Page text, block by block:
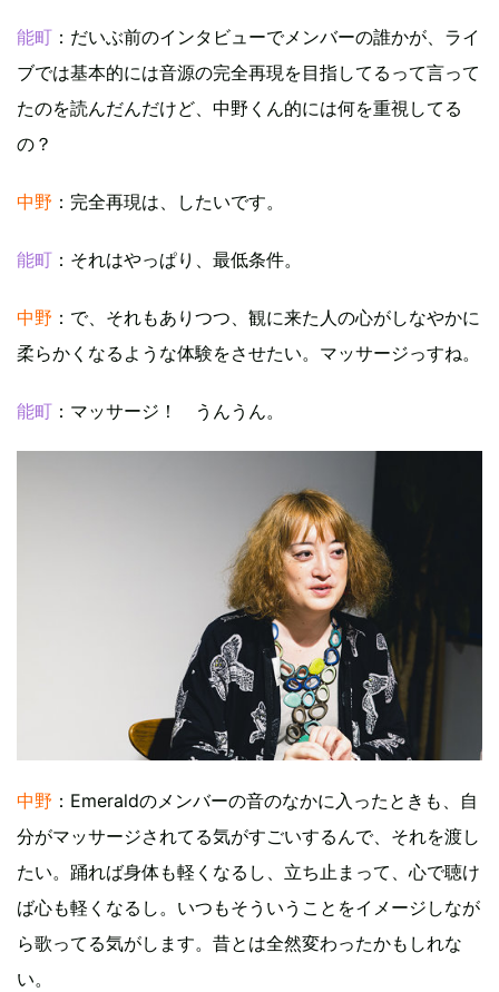
能町 ：だいぶ前のインタビューでメンバーの誰かが、ライ
ブでは基本的には音源の完全再現を目指してるって言って
たのを読んだんだけど、中野くん的には何を重視してる
の？
中野 ：完全再現は、したいです。
能町 ：それはやっぱり、最低条件。
中野 ：で、それもありつつ、観に来た人の心がしなやかに
柔らかくなるような体験をさせたい。マッサージっすね。
能町 ：マッサージ！ うんうん。
中野 ：Emeraldのメンバーの音のなかに入ったときも、自
分がマッサージされてる気がすごいするんで、それを渡し
たい。踊れば身体も軽くなるし、立ち止まって、心で聴け
ば心も軽くなるし。いつもそういうことをイメージしなが
ら歌ってる気がします。昔とは全然変わったかもしれな
い。